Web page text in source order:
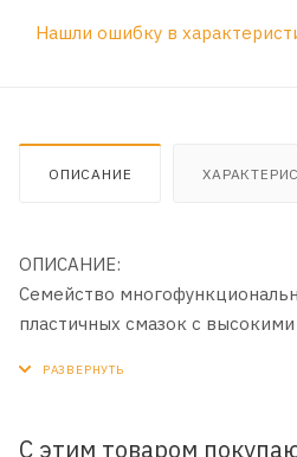
Нашли ошибку в
ОПИСАНИЕ
ОПИСАНИЕ:
Семейство
пластичных смазок с
мылом 12-
С этим товаром